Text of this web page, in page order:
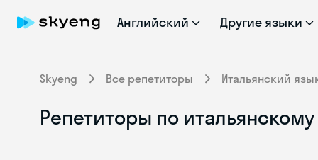
Английский Другие языки
Skyeng Все репетиторы Итальянский
Репетиторы по